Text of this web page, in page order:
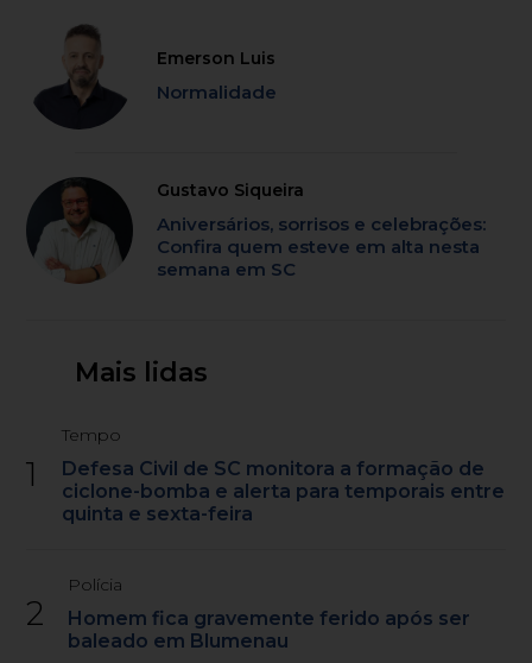
Emerson Luis
Normalidade
Gustavo Siqueira
Aniversários, sorrisos e celebrações:
Confira quem esteve em alta nesta
semana em SC
Mais lidas
1
Tempo
Defesa Civil de SC monitora a formação de
ciclone-bomba e alerta para temporais entre
quinta e sexta-feira
2
Polícia
Homem fica gravemente ferido após ser
baleado em Blumenau